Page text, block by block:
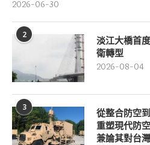
2026-06-30
2
淡江大橋首
衛轉型
2026-08-04
3
從整合防空
重塑現代防
兼論其對台